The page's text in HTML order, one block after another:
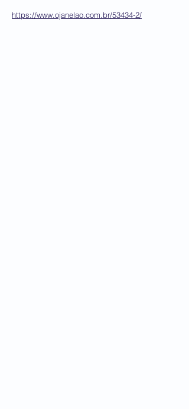
https://www.ojanelao.com.br/53434-2/